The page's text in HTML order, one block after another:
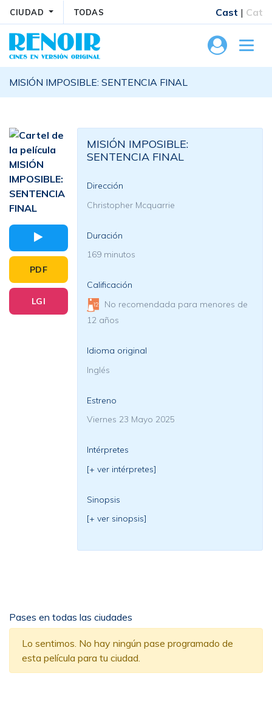
CIUDAD TODAS Cast | Cat
MISIÓN IMPOSIBLE: SENTENCIA FINAL
PDF
LGI
MISIÓN IMPOSIBLE:
SENTENCIA FINAL
Dirección
Christopher Mcquarrie
Duración
169 minutos
Calificación
No recomendada para menores de
12 años
Idioma original
Inglés
Estreno
Viernes 23 Mayo 2025
Intérpretes
[+ ver intérpretes]
Sinopsis
[+ ver sinopsis]
Pases en todas las ciudades
Lo sentimos. No hay ningún pase programado de
esta película para tu ciudad.